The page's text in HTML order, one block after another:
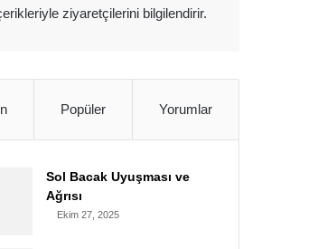
ziyaretçilerini bilgilendirir.
Popüler Yorumlar
Sol Bacak Uyuşması ve
Ağrısı
Ekim 27, 2025